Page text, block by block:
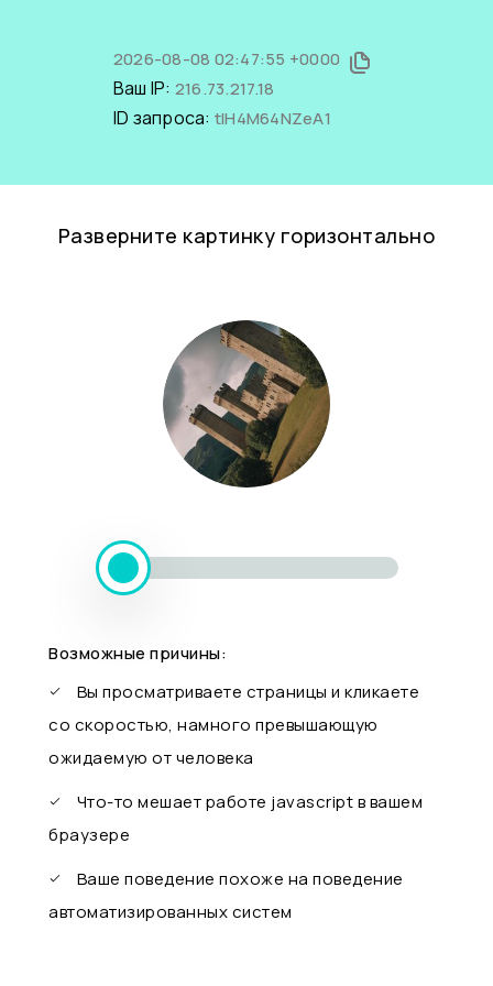
2026-08-08 02:47:55 +0000
Ваш IP: 216.73.217.18
ID запроса: tlH4M64NZeA1
Разверните картинку горизонтально
Возможные причины:
Вы просматриваете страницы и кликаете
со скоростью, намного превышающую
ожидаемую от человека
Что-то мешает работе javascript в вашем
браузере
Ваше поведение похоже на поведение
автоматизированных систем